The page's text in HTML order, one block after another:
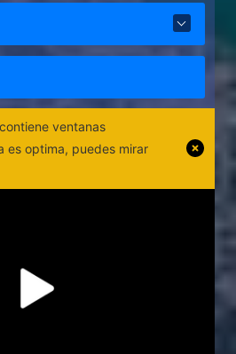
ventanas
es optima, puedes mirar